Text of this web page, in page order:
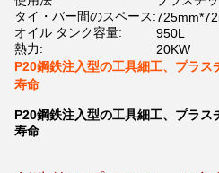
タイ・バー間のスペース:
オイル タンク容量:
950L
熱力:
20KW
P20鋼鉄注入型の工具細工、プラ
寿命
P20鋼鉄注入型の工具細工、プラ
寿命